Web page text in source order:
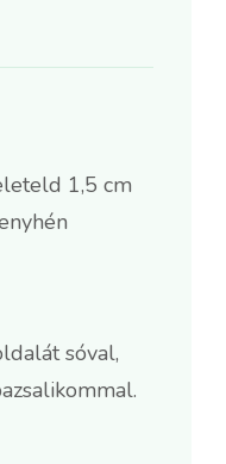
1,5 cm
sóval,